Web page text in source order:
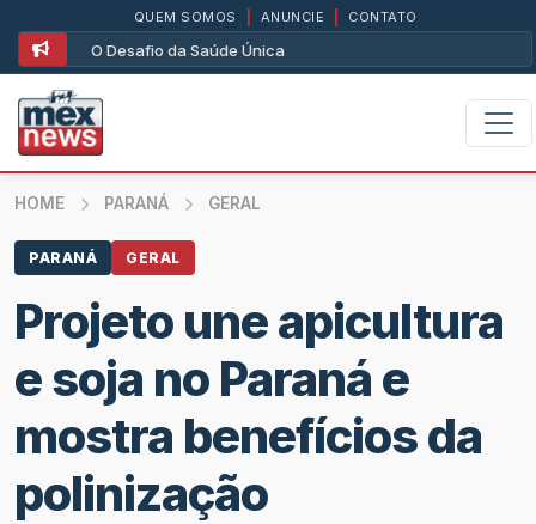
O Desafio da Saúde Única
QUEM SOMOS ANUNCIE CONTATO
HOME PARANÁ GERAL
PARANÁ GERAL
Projeto une apicultura
e soja no Paraná e
mostra benefícios da
polinização